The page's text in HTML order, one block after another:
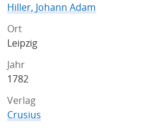
Hiller, Johann Adam
Ort
Leipzig
Jahr
1782
Verlag
Crusius